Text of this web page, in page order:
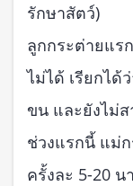
รักษาสัตว์)
ลูกกระต่ายแร
ไม่ได้ เรียกได้
ขน และยังไม่ส
ช่วงแรกนี้ แม่
ครั้งละ 5-20